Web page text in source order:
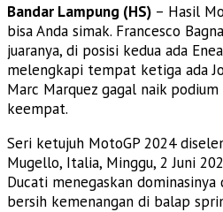
Bandar Lampung (HS) – Hasil
bisa Anda simak. Francesco
juaranya, di posisi kedua ada
melengkapi tempat ketiga ada
Marc Marquez gagal naik
keempat.
Seri ketujuh MotoGP 2024
Mugello, Italia, Minggu, 2 Juni
Ducati menegaskan
bersih kemenangan di balap